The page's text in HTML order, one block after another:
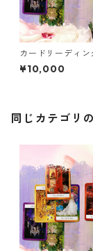
カードリーディ
定60分）
¥10,000
同じカテゴリ